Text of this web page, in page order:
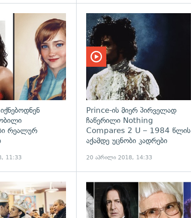
გადახედვა
რეალურ
11:33
Prince-ის მიერ პირველად
ჩაწერილი Nothing
Compares 2 U – 1984 წლის
აქამდე უცნობი კადრები
20 აპრილი 2018, 14:33